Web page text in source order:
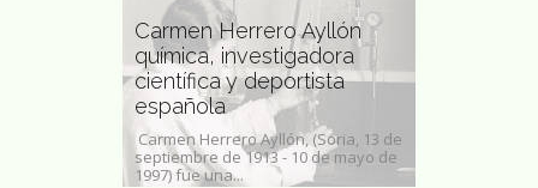
Carmen Herrero Ayllón
química, investigadora
científica y deportista
española
Carmen Herrero Ayllón, (Soria, 13 de
septiembre de 1913 - 10 de mayo de
1997) fue una...